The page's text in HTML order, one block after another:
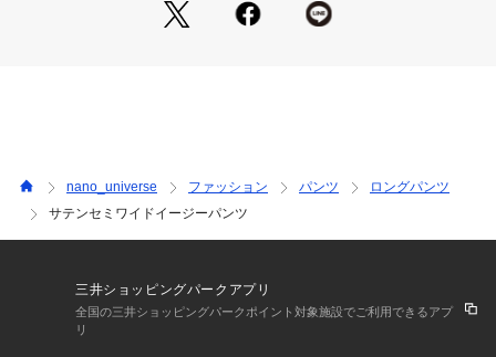
・イージーに見えないように仕上げたフロントあき見せのディ
チ糸)を使用したサテン生地
・ふくらみが出てぺらっとせず透け感も抑えられた素材
・ほのかにストレッチも効いた穿き心地が良い素材
・手洗いに対応したウォッシャブル素材
■取扱方法
nano_universe ファッション パンツ
ロングパンツ
サテンセミワイドイージーパンツ
三井ショッピングパークアプリ
全国の三井ショッピングパークポイント対象施設でご利用できるアプ
リ